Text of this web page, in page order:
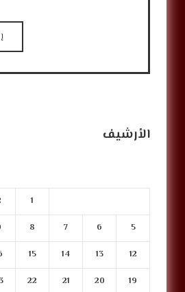
الأرشيف
1
5
6
7
8
12
13
14
15
19
20
21
22